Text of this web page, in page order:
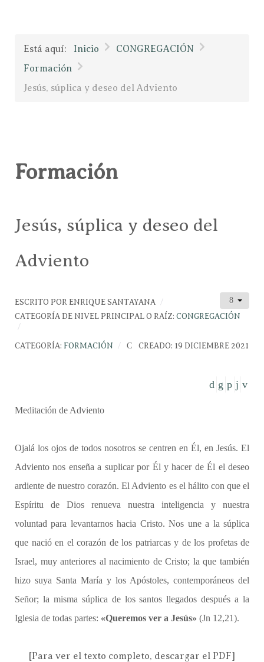
Está aquí: Inicio
CONGREGACIÓN
Formación
Jesús, súplica y deseo del Adviento
Formación
Jesús, súplica y deseo del
Adviento
ESCRITO POR ENRIQUE SANTAYANA
CATEGORÍA DE NIVEL PRINCIPAL O RAÍZ: CONGREGACIÓN
CATEGORÍA: FORMACIÓN CREADO: 19 DICIEMBRE 2021
Meditación de Adviento
Ojalá los ojos de todos nosotros se centren en Él, en Jesús. El
Adviento nos enseña a suplicar por Él y hacer de Él el deseo
ardiente de nuestro corazón. El Adviento es el hálito con que el
Espíritu de Dios renueva nuestra inteligencia y nuestra
voluntad para levantarnos hacia Cristo. Nos une a la súplica
que nació en el corazón de los patriarcas y de los profetas de
Israel, muy anteriores al nacimiento de Cristo; la que también
hizo suya Santa María y los Apóstoles, contemporáneos del
Señor; la misma súplica de los santos llegados después a la
Iglesia de todas partes: «Queremos ver a Jesús» (Jn 12,21).
[Para ver el texto completo, descargar el PDF]